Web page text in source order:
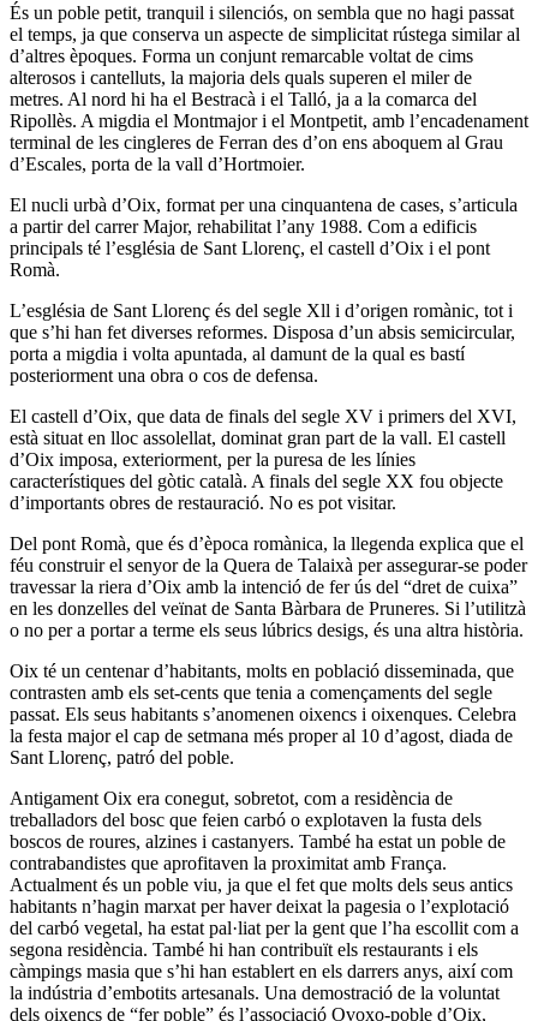
És un poble petit, tranquil i silenciós, on sembla que no hagi passat
el temps, ja que conserva un aspecte de simplicitat rústega similar al
d’altres èpoques. Forma un conjunt remarcable voltat de cims
alterosos i cantelluts, la majoria dels quals superen el miler de
metres. Al nord hi ha el Bestracà i el Talló, ja a la comarca del
Ripollès. A migdia el Montmajor i el Montpetit, amb l’encadenament
terminal de les cingleres de Ferran des d’on ens aboquem al Grau
d’Escales, porta de la vall d’Hortmoier.
El nucli urbà d’Oix, format per una cinquantena de cases, s’articula
a partir del carrer Major, rehabilitat l’any 1988. Com a edificis
principals té l’església de Sant Llorenç, el castell d’Oix i el pont
Romà.
L’església de Sant Llorenç és del segle Xll i d’origen romànic, tot i
que s’hi han fet diverses reformes. Disposa d’un absis semicircular,
porta a migdia i volta apuntada, al damunt de la qual es bastí
posteriorment una obra o cos de defensa.
El castell d’Oix, que data de finals del segle XV i primers del XVI,
està situat en lloc assolellat, dominat gran part de la vall. El castell
d’Oix imposa, exteriorment, per la puresa de les línies
característiques del gòtic català. A finals del segle XX fou objecte
d’importants obres de restauració. No es pot visitar.
Del pont Romà, que és d’època romànica, la llegenda explica que el
féu construir el senyor de la Quera de Talaixà per assegurar-se poder
travessar la riera d’Oix amb la intenció de fer ús del “dret de cuixa”
en les donzelles del veïnat de Santa Bàrbara de Pruneres. Si l’utilitzà
o no per a portar a terme els seus lúbrics desigs, és una altra història.
Oix té un centenar d’habitants, molts en població disseminada, que
contrasten amb els set-cents que tenia a començaments del segle
passat. Els seus habitants s’anomenen oixencs i oixenques. Celebra
la festa major el cap de setmana més proper al 10 d’agost, diada de
Sant Llorenç, patró del poble.
Antigament Oix era conegut, sobretot, com a residència de
treballadors del bosc que feien carbó o explotaven la fusta dels
boscos de roures, alzines i castanyers. També ha estat un poble de
contrabandistes que aprofitaven la proximitat amb França.
Actualment és un poble viu, ja que el fet que molts dels seus antics
habitants n’hagin marxat per haver deixat la pagesia o l’explotació
del carbó vegetal, ha estat pal·liat per la gent que l’ha escollit com a
segona residència. També hi han contribuït els restaurants i els
càmpings masia que s’hi han establert en els darrers anys, així com
la indústria d’embotits artesanals. Una demostració de la voluntat
dels oixencs de “fer poble” és l’associació Ovoxo-poble d’Oix,